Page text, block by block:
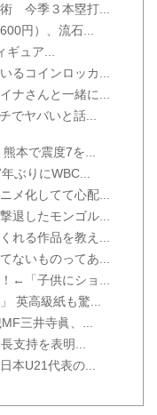
今季３本塁打...
円）、流石...
ュア...
るコインロッカ...
ナさんと一緒に...
でヤバいと話...
本で震度7を...
ぶりにWBC...
メ化してて心配...
退したモンゴル...
れる作品を教え...
ないものってあ...
←「子供にショ...
英高級紙も驚...
三井寺眞、...
支持を表明...
本U21代表の...